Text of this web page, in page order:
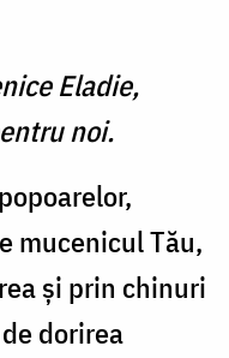
Eladie,
noi.
mucenicul Tău,
şi prin chinuri
dorirea